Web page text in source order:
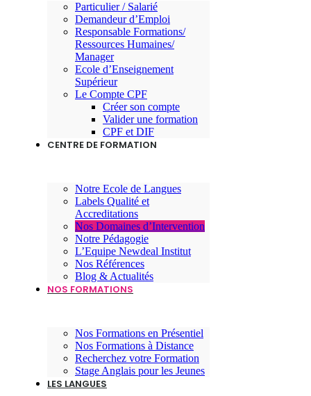
Particulier / Salarié
Demandeur d’Emploi
Responsable Formations/
Ressources Humaines/
Manager
Ecole d’Enseignement
Supérieur
Le Compte CPF
Créer son compte
Valider une formation
CPF et DIF
CENTRE DE FORMATION
Notre Ecole de Langues
Labels Qualité et
Accreditations
Nos Domaines d’Intervention
Notre Pédagogie
L’Equipe Newdeal Institut
Nos Références
Blog & Actualités
NOS FORMATIONS
Nos Formations en Présentiel
Nos Formations à Distance
Recherchez votre Formation
Stage Anglais pour les Jeunes
LES LANGUES